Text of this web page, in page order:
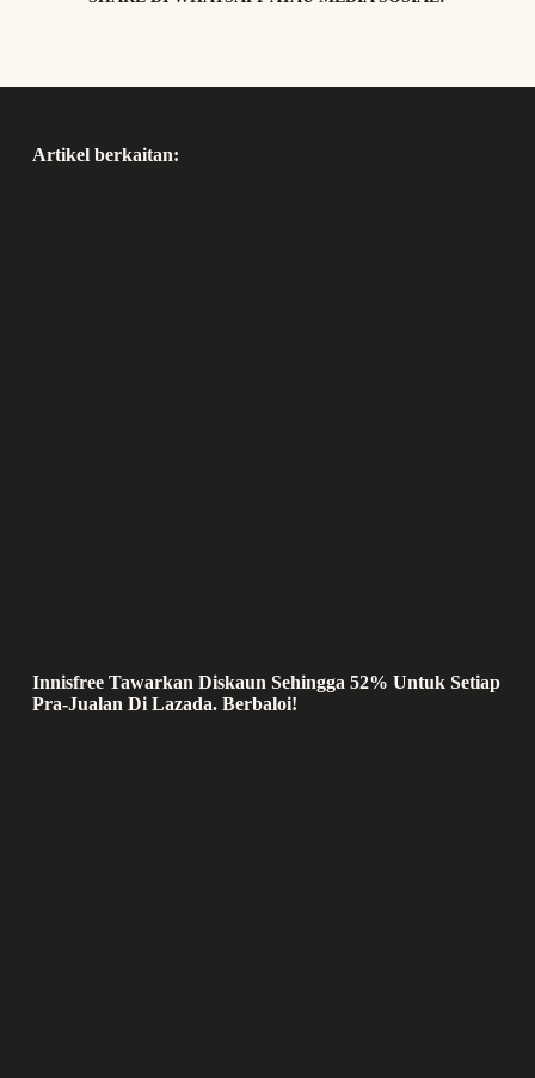
Artikel berkaitan:
Innisfree Tawarkan Diskaun Sehingga 52% Untuk Setiap
Pra-Jualan Di Lazada. Berbaloi!